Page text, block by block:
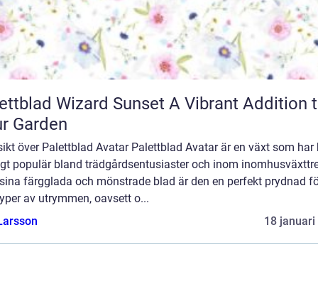
Wizard Sunset A Vibrant Addition to
Garden
över Palettblad Avatar Palettblad Avatar är en växt som har
populär bland trädgårdsentusiaster och inom
färgglada och mönstrade blad är den en perfekt prydnad
av utrymmen, oavsett o...
18 januari